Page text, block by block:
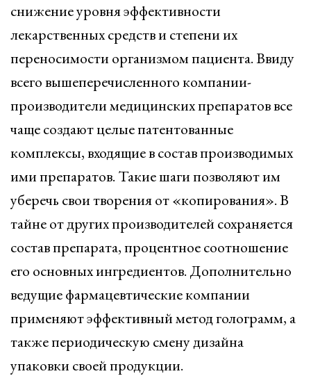
снижение уровня эффективности
лекарственных средств и степени их
переносимости организмом пациента. Ввиду
всего вышеперечисленного компании-
производители медицинских препаратов все
чаще создают целые патентованные
комплексы, входящие в состав производимых
ими препаратов. Такие шаги позволяют им
уберечь свои творения от «копирования». В
тайне от других производителей сохраняется
состав препарата, процентное соотношение
его основных ингредиентов. Дополнительно
ведущие фармацевтические компании
применяют эффективный метод голограмм, а
также периодическую смену дизайна
упаковки своей продукции.